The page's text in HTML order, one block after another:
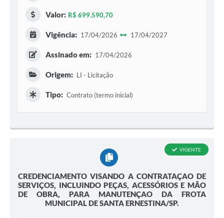
Valor: R$ 699.590,70
Vigência: 17/04/2026 17/04/2027
Assinado em: 17/04/2026
Origem: LI - Licitação
Tipo: Contrato (termo inicial)
CREDENCIAMENTO VISANDO A CONTRATAÇAO DE
SERVIÇOS, INCLUINDO PEÇAS, ACESSÓRIOS E MÃO
DE OBRA, PARA MANUTENÇAO DA FROTA
MUNICIPAL DE SANTA ERNESTINA/SP.
VIGENTE